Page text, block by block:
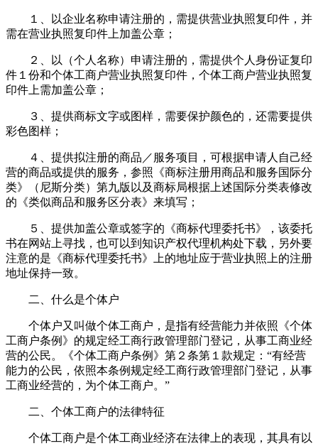
１、以企业名称申请注册的，需提供营业执照复印件，并
需在营业执照复印件上加盖公章；
２、以（个人名称）申请注册的，需提供个人身份证复印
件１份和个体工商户营业执照复印件，个体工商户营业执照复
印件上需加盖公章；
３、提供商标文字或图样，需要保护颜色的，还需要提供
彩色图样；
４、提供拟注册的商品／服务项目，可根据申请人自己经
营的商品或提供的服务，参照《商标注册用商品和服务国际分
类》（尼斯分类）第九版以及商标局根据上述国际分类表修改
的《类似商品和服务区分表》来填写；
５、提供加盖公章或签字的《商标代理委托书》，该委托
书在网站上寻找，也可以到知识产权代理机构处下载，另外要
注意的是《商标代理委托书》上的地址应于营业执照上的注册
地址保持一致。
二、什么是个体户
个体户又叫做个体工商户，是指有经营能力并依照《个体
工商户条例》的规定经工商行政管理部门登记，从事工商业经
营的公民。《个体工商户条例》第２条第１款规定：“有经营
能力的公民，依照本条例规定经工商行政管理部门登记，从事
工商业经营的，为个体工商户。”
二、个体工商户的法律特征
个体工商户是个体工商业经济在法律上的表现，其具有以